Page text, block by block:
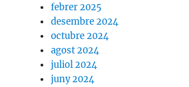
febrer 2025
desembre 2024
octubre 2024
agost 2024
juliol 2024
juny 2024